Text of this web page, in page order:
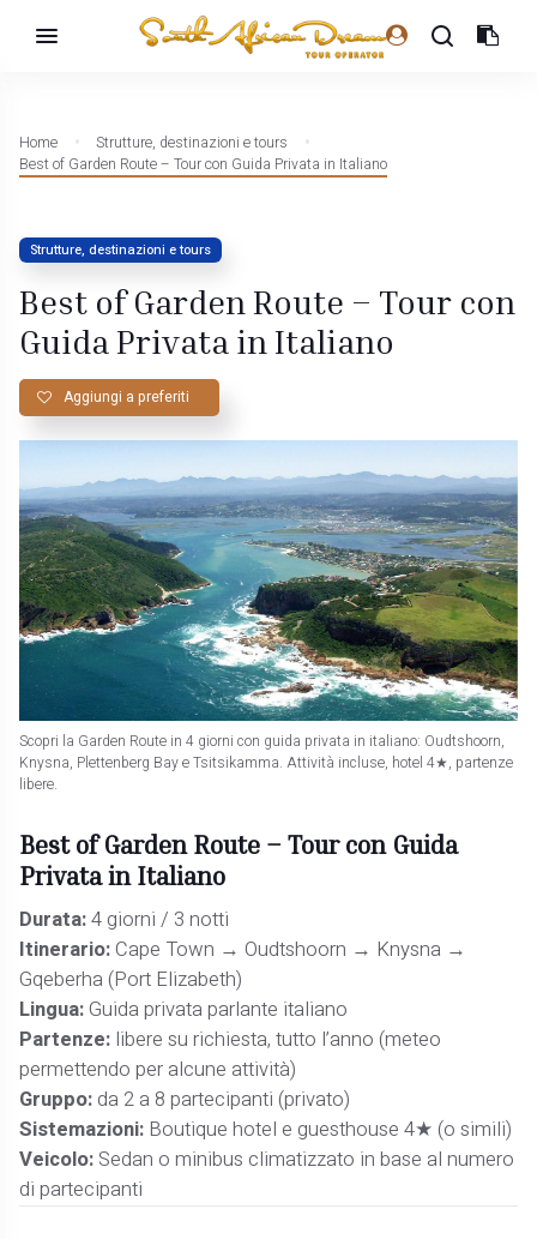
Home
Strutture, destinazioni e tours
Best of Garden Route – Tour con Guida Privata in Italiano
Strutture, destinazioni e tours
Best of Garden Route – Tour con
Guida Privata in Italiano
Aggiungi a preferiti
Scopri la Garden Route in 4 giorni con guida privata in italiano: Oudtshoorn,
Knysna, Plettenberg Bay e Tsitsikamma. Attività incluse, hotel 4★, partenze
libere.
Best of Garden Route – Tour con Guida
Privata in Italiano
Durata:4 giorni / 3 notti
Itinerario:Cape Town → Oudtshoorn → Knysna →
Gqeberha (Port Elizabeth)
Lingua:Guida privata parlante italiano
Partenze: libere su richiesta, tutto l’anno (meteo
permettendo per alcune attività)
Gruppo: da 2 a 8 partecipanti (privato)
Sistemazioni: Boutique hotel e guesthouse 4★ (o simili)
Veicolo: Sedan o minibus climatizzato in base al numero
di partecipanti